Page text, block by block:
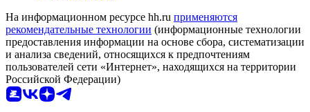
На информационном ресурсе hh.ru применяются
рекомендательные технологии (информационные технологии
предоставления информации на основе сбора, систематизации
и анализа сведений, относящихся к предпочтениям
пользователей сети «Интернет», находящихся на территории
Российской Федерации)